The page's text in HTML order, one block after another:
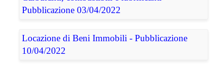
Pubblicazione 03/04/2022
Locazione di Beni Immobili - Pubblicazione
10/04/2022